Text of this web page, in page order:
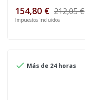
154,80 € 212,05 €
Impuestos incluidos
 Más de 24 horas